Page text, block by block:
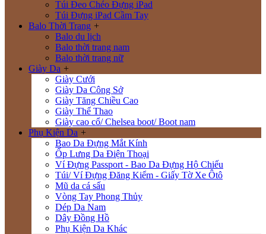
Túi Đeo Chéo Đựng iPad
Túi Đựng iPad Cầm Tay
Balo Thời Trang +
Balo du lịch
Balo thời trang nam
Balo thời trang nữ
Giày Da +
Giày Cưới
Giày Da Công Sở
Giày Tăng Chiều Cao
Giày Thể Thao
Giày cao cổ/ Chelsea boot/ Boot nam
Phụ Kiện Da +
Bao Da Đựng Mắt Kính
Ốp Lưng Da Điện Thoại
Ví Đựng Passport - Bao Da Đựng Hộ Chiếu
Túi/ Ví Đựng Đăng Kiểm - Giấy Tờ Xe Ôtô
Mũ da cá sấu
Vòng Tay Phong Thủy
Dép Da Nam
Dây Đồng Hồ
Phụ Kiện Da Khác